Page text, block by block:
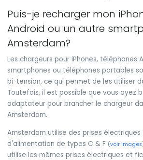
Puis-je recharger mon
Android ou un autre
Amsterdam?
Les chargeurs pour iPhones, téléphones
smartphones ou téléphones portables
bi-tension, ce qui permet de les utiliser
Toutefois, il est possible que vous ayez
adaptateur pour brancher le chargeur
Amsterdam.
Amsterdam utilise des prises
d'alimentation de types C & F (voir images
utilise les mêmes prises électriques et